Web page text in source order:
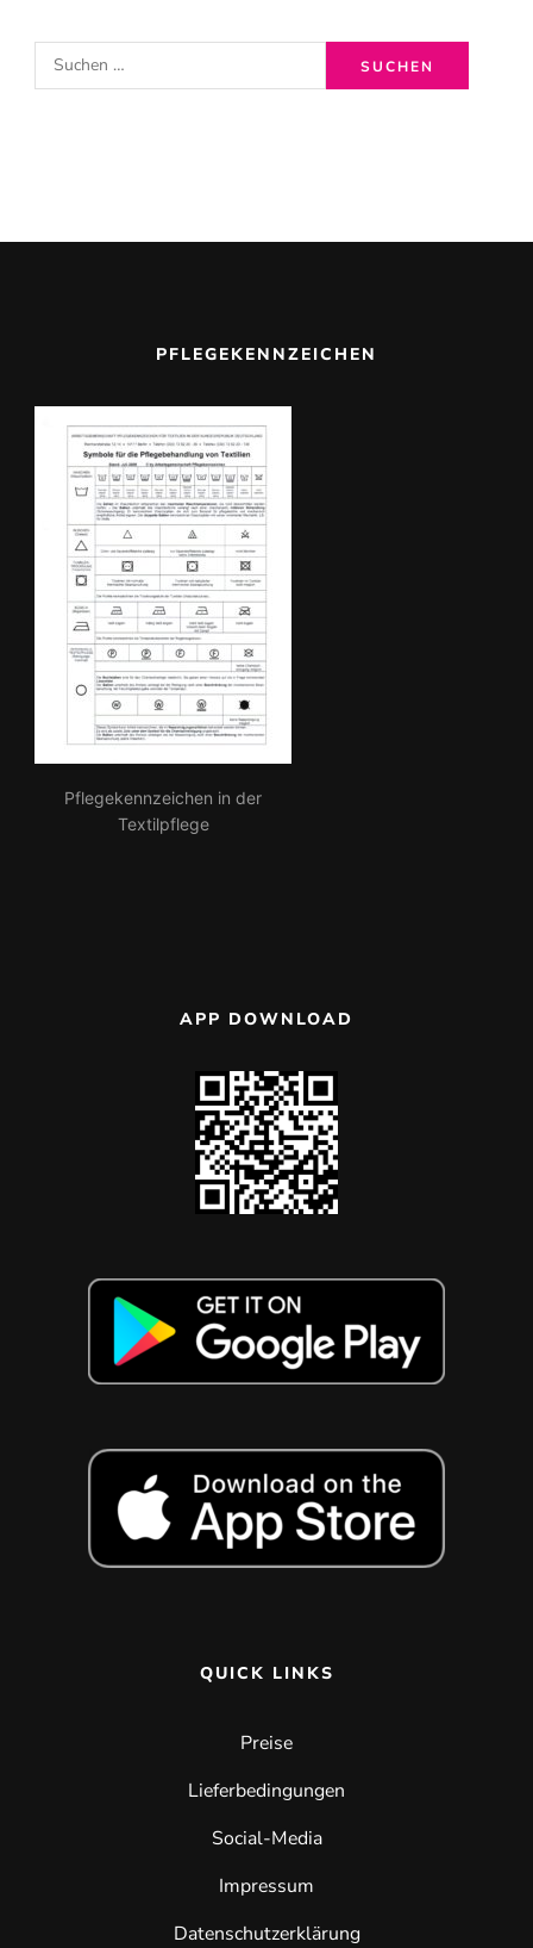
u
n
PFLEGEKENNZEICHEN
Pflegekennzeichen in der
Textilpflege
APP DOWNLOAD
QUICK LINKS
Preise
Lieferbedingungen
Social-Media
Impressum
Datenschutzerklärung